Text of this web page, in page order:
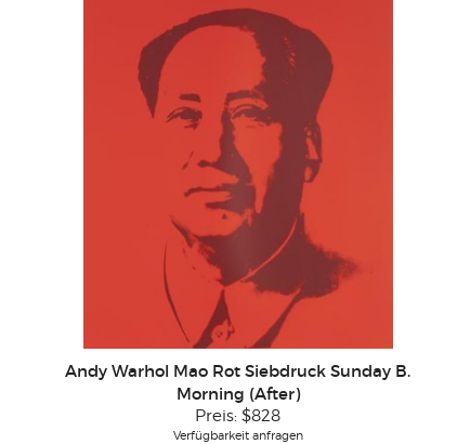
Andy Warhol Mao Rot Siebdruck Sunday B.
Morning (After)
Preis:$828
Verfügbarkeit anfragen